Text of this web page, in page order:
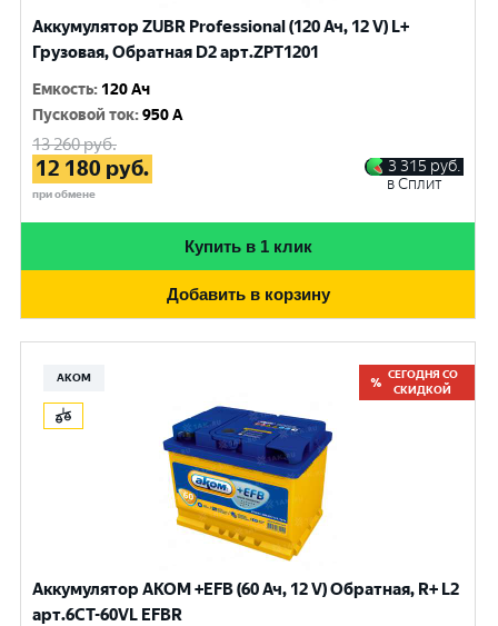
Аккумулятор ZUBR Professional (120 Ач, 12 V) L+
Грузовая, Обратная D2 арт.ZPT1201
Емкость: 120 Ач
Пусковой ток:950 A
13 260руб.
12 180 руб.
при обмене
3 315 руб.
в Сплит
Купить в 1 клик
Добавить в корзину
АКОМ
СЕГОДНЯ СО
СКИДКОЙ
Аккумулятор AKOM +EFB (60 Ач, 12 V) Обратная, R+ L2
арт.6CТ-60VL EFBR